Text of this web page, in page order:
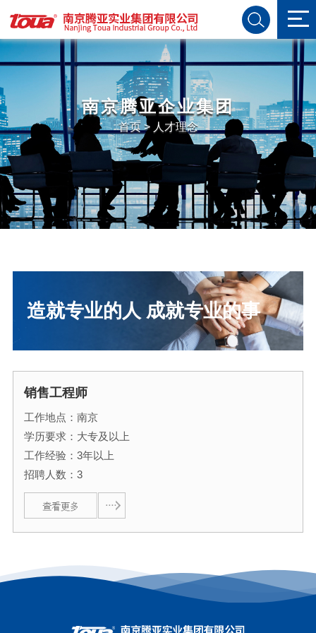
南京腾亚企业集团
首页> 人才理念
造就专业的人 成就专业的事
销售工程师
工作地点：南京
学历要求：大专及以上
工作经验：3年以上
招聘人数：3